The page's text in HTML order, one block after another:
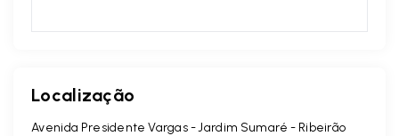
Localização
Avenida Presidente Vargas - Jardim Sumaré - Ribeirão